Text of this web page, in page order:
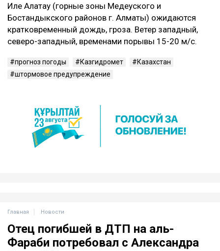
Иле Алатау (горные зоны Медеуского и
Бостандыкского районов г. Алматы) ожидаются
кратковременный дождь, гроза. Ветер западный,
северо-западный, временами порывы 15-20 м/с.
прогноз погоды Казгидромет
Казахстан
штормовое предупреждение
Главная Новости
Отец погибшей в ДТП на аль-
Фараби потребовал с Александра